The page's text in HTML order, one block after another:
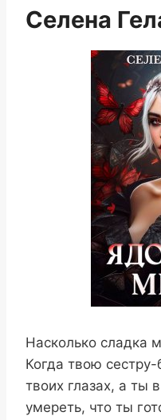
Селена
Насколько сладка
Когда твою
твоих глазах, а
умереть, что ты